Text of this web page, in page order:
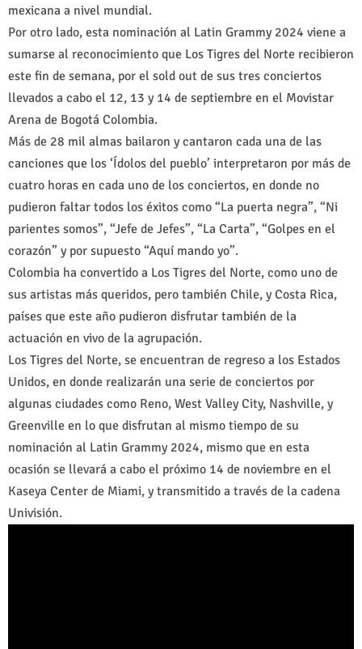
mexicana a nivel mundial.
Por otro lado, esta nominación al Latin Grammy 2024 viene a
sumarse al reconocimiento que Los Tigres del Norte recibieron
este fin de semana, por el sold out de sus tres conciertos
llevados a cabo el 12, 13 y 14 de septiembre en el Movistar
Arena de Bogotá Colombia.
Más de 28 mil almas bailaron y cantaron cada una de las
canciones que los ‘Ídolos del pueblo’ interpretaron por más de
cuatro horas en cada uno de los conciertos, en donde no
pudieron faltar todos los éxitos como “La puerta negra”, “Ni
parientes somos”, “Jefe de Jefes”, “La Carta”, “Golpes en el
corazón” y por supuesto “Aquí mando yo”.
Colombia ha convertido a Los Tigres del Norte, como uno de
sus artistas más queridos, pero también Chile, y Costa Rica,
países que este año pudieron disfrutar también de la
actuación en vivo de la agrupación.
Los Tigres del Norte, se encuentran de regreso a los Estados
Unidos, en donde realizarán una serie de conciertos por
algunas ciudades como Reno, West Valley City, Nashville, y
Greenville en lo que disfrutan al mismo tiempo de su
nominación al Latin Grammy 2024, mismo que en esta
ocasión se llevará a cabo el próximo 14 de noviembre en el
Kaseya Center de Miami, y transmitido a través de la cadena
Univisión.